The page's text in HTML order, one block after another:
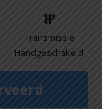
Transmissie
Handgeschakeld